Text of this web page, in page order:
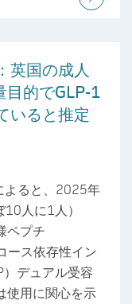
英国の成人
目的でGLP-1
いると推定
よると、2025年
人に1人）
ペプチ
ース依存性イン
デュアル受容
使用に関心を示